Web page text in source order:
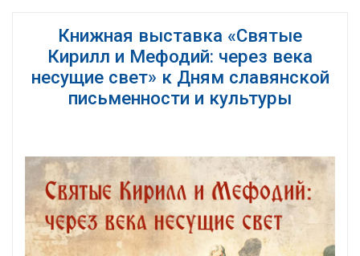
Книжная выставка «Святые
Кирилл и Мефодий: через века
несущие свет» к Дням славянской
письменности и культуры